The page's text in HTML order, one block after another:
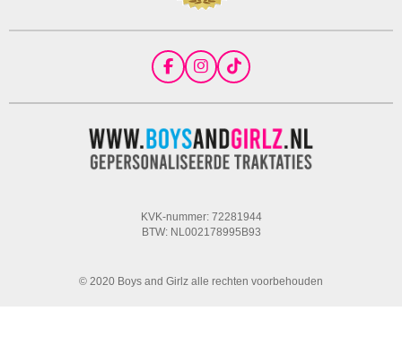
F
a
c
b
o
o
k
I
n
s
a
g
r
a
T
i
k
o
k
KVK-nummer: 72281944
BTW: NL002178995B93
© 2020 Boys and Girlz alle rechten voorbehouden